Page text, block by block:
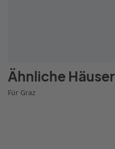
Ähnliche Häuser
Für Graz